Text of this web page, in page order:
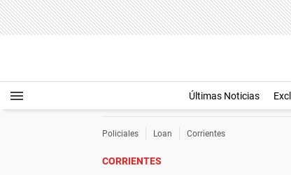
Últimas Noticias
Policiales Loan Corrientes
CORRIENTES